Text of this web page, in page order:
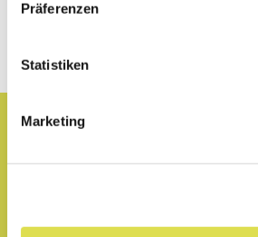
Präferenzen
Statistiken
Marketing
Abbonarsi